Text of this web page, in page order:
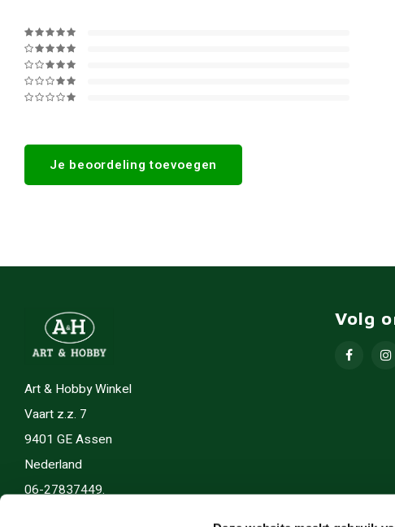
Je beoordeling toevoegen
Art & Hobby Winkel
Vaart z.z. 7
9401 GE Assen
Nederland
06-27837449.
Volg